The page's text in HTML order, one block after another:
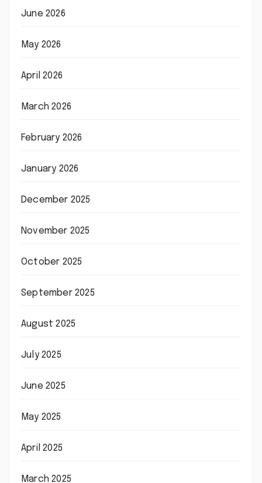
June 2026
May 2026
April 2026
March 2026
February 2026
January 2026
December 2025
November 2025
October 2025
September 2025
August 2025
July 2025
June 2025
May 2025
April 2025
March 2025